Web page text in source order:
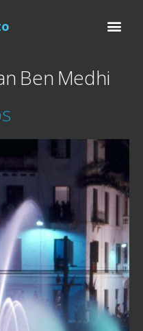
Ben Medhi